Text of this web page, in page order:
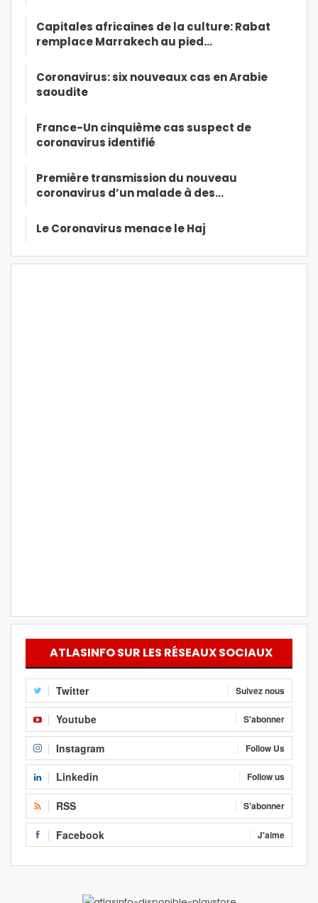
Capitales africaines de la culture: Rabat
remplace Marrakech au pied…
Coronavirus: six nouveaux cas en Arabie
saoudite
France-Un cinquième cas suspect de
coronavirus identifié
Première transmission du nouveau
coronavirus d’un malade à des…
Le Coronavirus menace le Haj
ATLASINFO SUR LES RÉSEAUX SOCIAUX
Twitter Suivez nous
Youtube S'abonner
Instagram Follow Us
Linkedin Follow us
RSS S'abonner
Facebook J'aime